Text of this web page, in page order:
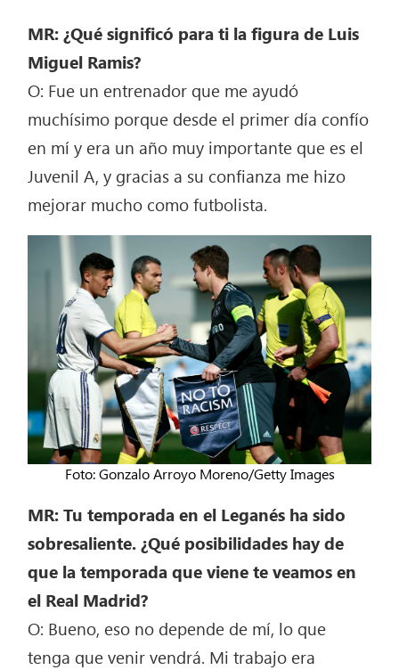
MR: ¿Qué significó para ti la figura de Luis
Miguel Ramis?
O: Fue un entrenador que me ayudó
muchísimo porque desde el primer día confío
en mí y era un año muy importante que es el
Juvenil A, y gracias a su confianza me hizo
mejorar mucho como futbolista.
Foto: Gonzalo Arroyo Moreno/Getty Images
MR: Tu temporada en el Leganés ha sido
sobresaliente. ¿Qué posibilidades hay de
que la temporada que viene te veamos en
el Real Madrid?
O: Bueno, eso no depende de mí, lo que
tenga que venir vendrá. Mi trabajo era